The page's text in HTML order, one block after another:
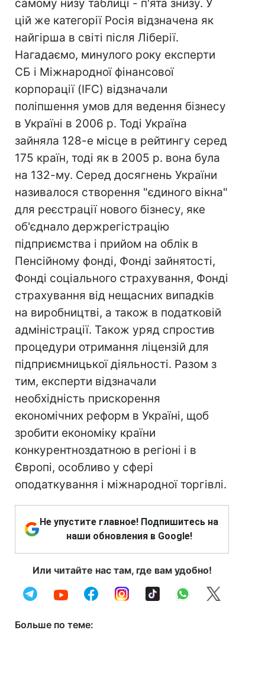
самому низу таблиці - п'ята знизу. У
цій же категорії Росія відзначена як
найгірша в світі після Ліберії.
Нагадаємо, минулого року експерти
СБ і Міжнародної фінансової
корпорації (IFC) відзначали
поліпшення умов для ведення бізнесу
в Україні в 2006 р. Тоді Україна
зайняла 128-е місце в рейтингу серед
175 країн, тоді як в 2005 р. вона була
на 132-му. Серед досягнень України
називалося створення "єдиного вікна"
для реєстрації нового бізнесу, яке
об'єднало держрегістрацію
підприємства і прийом на облік в
Пенсійному фонді, Фонді зайнятості,
Фонді соціального страхування, Фонді
страхування від нещасних випадків
на виробництві, а також в податковій
адміністрації. Також уряд спростив
процедури отримання ліцензій для
підприємницької діяльності. Разом з
тим, експерти відзначали
необхідність прискорення
економічних реформ в Україні, щоб
зробити економіку країни
конкурентноздатною в регіоні і в
Європі, особливо у сфері
оподаткування і міжнародної торгівлі.
Не упустите главное! Подпишитесь на
наши обновления в Google!
Или читайте нас там, где вам удобно!
Больше по теме: